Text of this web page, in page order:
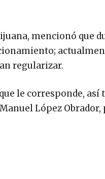
mencionó que
regularizar.
le corresponde, así
López Obrador,